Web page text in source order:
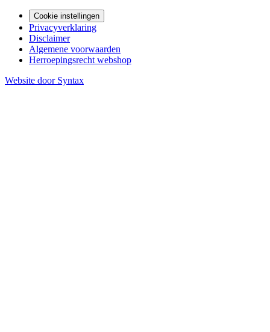
Cookie instellingen
Privacyverklaring
Disclaimer
Algemene voorwaarden
Herroepingsrecht webshop
Website door Syntax